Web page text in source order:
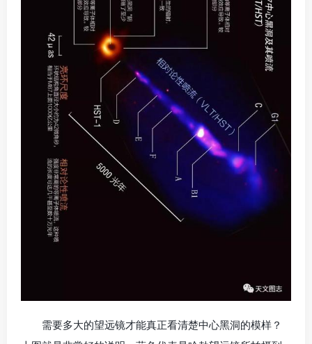
需要多大的望远镜才能真正看清楚中心黑洞的模样？